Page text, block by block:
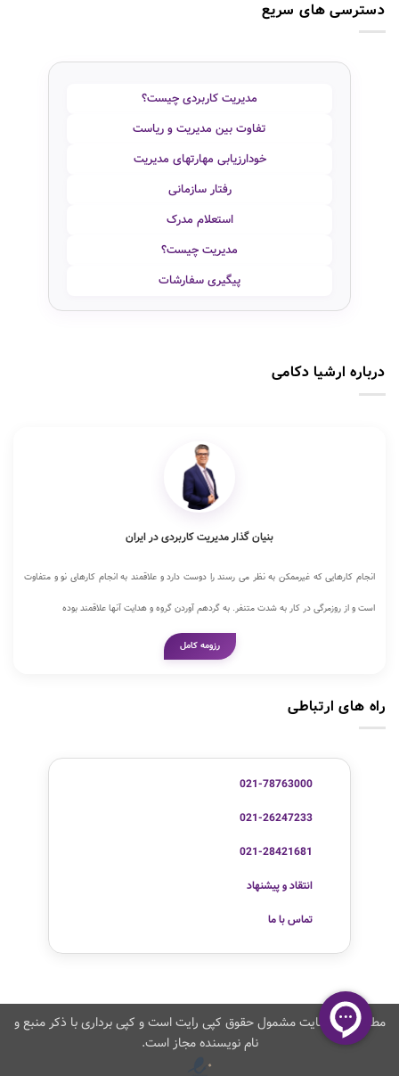
دسترسی های سریع
مدیریت کاربردی چیست؟
تفاوت بین مدیریت و ریاست
خودارزیابی مهارتهای مدیریت
رفتار سازمانی
استعلام مدرک
مدیریت چیست؟
پیگیری سفارشات
درباره ارشیا دکامی
بنیان گذار مدیریت کاربردی در ایران
انجام کارهایی که غیرممکن به نظر می رسند را دوست دارد و علاقمند به انجام کارهای نو و متفاوت
است و از روزمرگی در کار به شدت متنفر. به گردهم آوردن گروه و هدایت آنها علاقمند بوده
رزومه کامل
راه های ارتباطی
021-78763000
021-26247233
021-28421681
انتقاد و پیشنهاد
تماس با ما
مطالب این سایت مشمول حقوق کپی رایت است و کپی برداری با ذکر منبع و
نام نویسنده مجاز است.